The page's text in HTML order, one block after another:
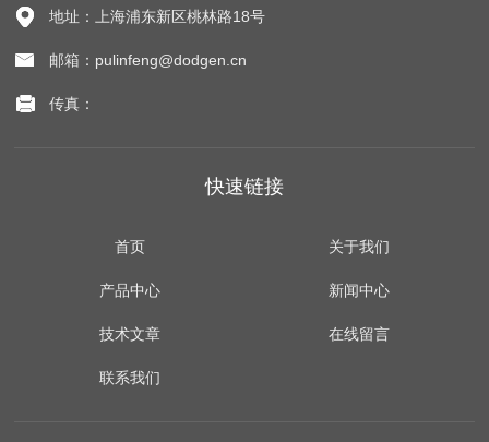
地址：上海浦东新区桃林路18号
邮箱：pulinfeng@dodgen.cn
传真：
快速链接
首页 关于我们
产品中心 新闻中心
技术文章 在线留言
联系我们